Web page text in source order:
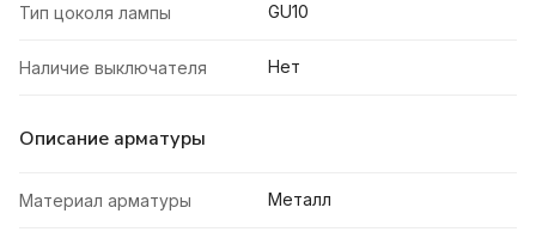
Тип цоколя лампы GU10
Наличие выключателя Нет
Описание арматуры
Материал арматуры Металл